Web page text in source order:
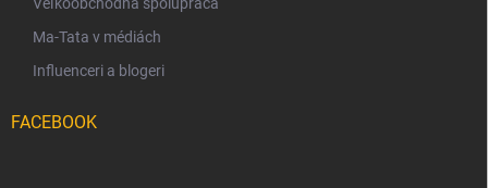
Ma-Tata v médiách
Influenceri a blogeri
FACEBOOK